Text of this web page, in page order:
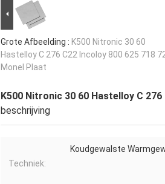
Grote Afbeelding : K500 Nitronic 30 60
Hastelloy C 276 C22 Incoloy 800 625 718
Monel Plaat
K500 Nitronic 30 60 Hastelloy C
beschrijving
Techniek:
Koudgewalste